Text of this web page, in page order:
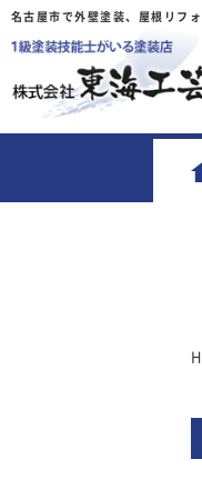
名古屋市で外壁塗装、屋根リフ